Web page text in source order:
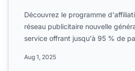
Découvrez le programme
réseau publicitaire nouvelle
service offrant jusqu'à 95 % de
Aug 1, 2025